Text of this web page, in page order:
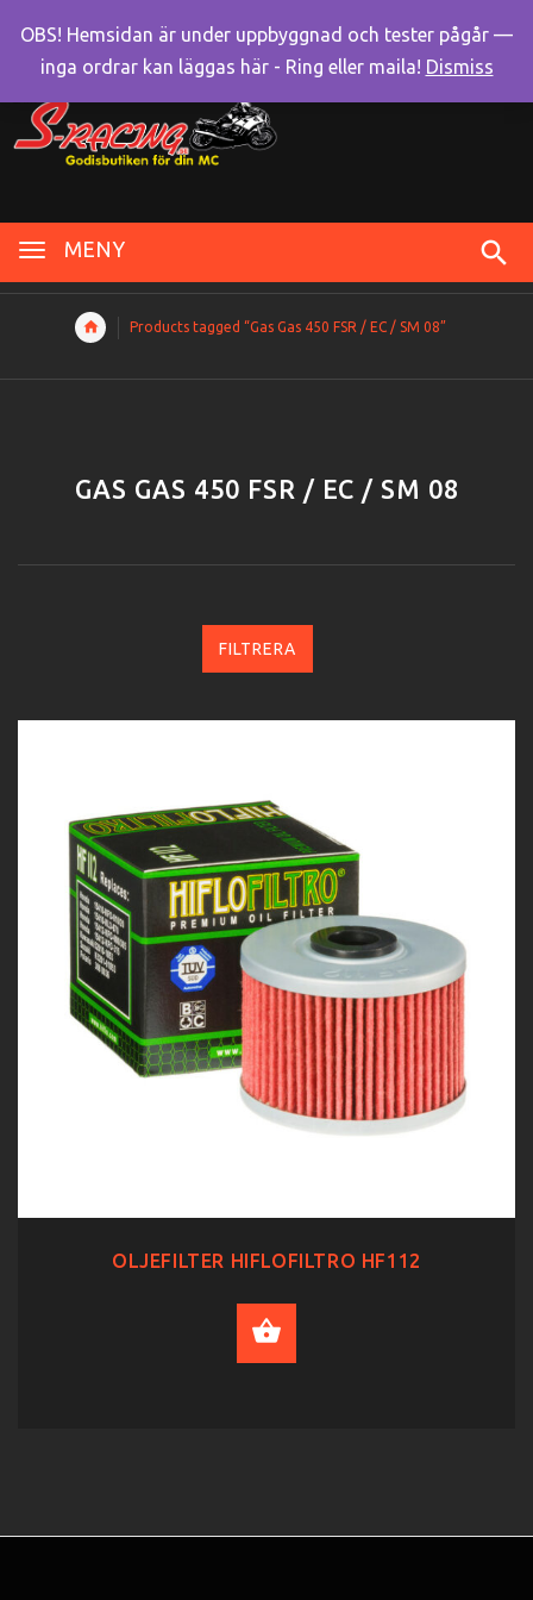
MENY
Products tagged “Gas Gas 450 FSR / EC / SM 08”
GAS GAS 450 FSR / EC / SM 08
FILTRERA
OLJEFILTER HIFLOFILTRO HF112
OBS! Hemsidan är under uppbyggnad och tester pågår —
inga ordrar kan läggas här - Ring eller maila! Dismiss